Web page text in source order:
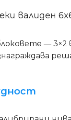
валиден
—